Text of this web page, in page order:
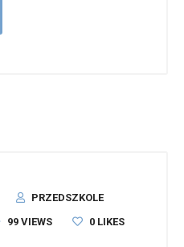
PRZEDSZKOLE
99 VIEWS 0 LIKES